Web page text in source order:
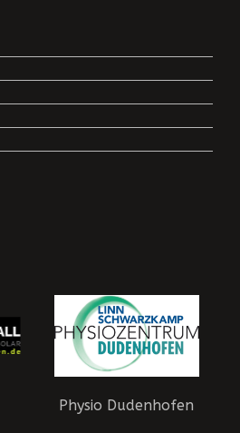
Physio Dudenhofen